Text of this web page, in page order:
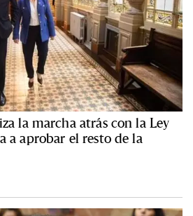
la marcha atrás con la Ley
a aprobar el resto de la